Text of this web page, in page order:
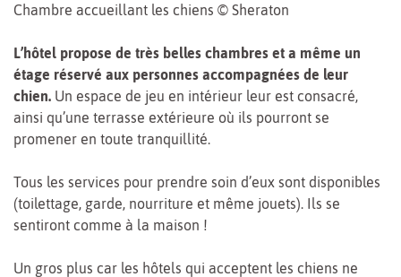
Chambre accueillant les chiens © Sheraton
L’hôtel propose de très belles chambres et a même un
étage réservé aux personnes accompagnées de leur
chien. Un espace de jeu en intérieur leur est consacré,
ainsi qu’une terrasse extérieure où ils pourront se
promener en toute tranquillité.
Tous les services pour prendre soin d’eux sont disponibles
(toilettage, garde, nourriture et même jouets). Ils se
sentiront comme à la maison !
Un gros plus car les hôtels qui acceptent les chiens ne